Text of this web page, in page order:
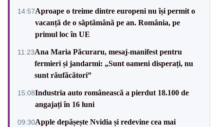
14:57Aproape o treime dintre europeni nu își permit o
vacanță de o săptămână pe an. România, pe
primul loc în UE
11:23Ana Maria Păcuraru, mesaj-manifest pentru
fermieri și jandarmi: „Sunt oameni disperați, nu
sunt răufăcători”
15:08Industria auto românească a pierdut 18.100 de
angajați în 16 luni
09:30Apple depășește Nvidia și redevine cea mai